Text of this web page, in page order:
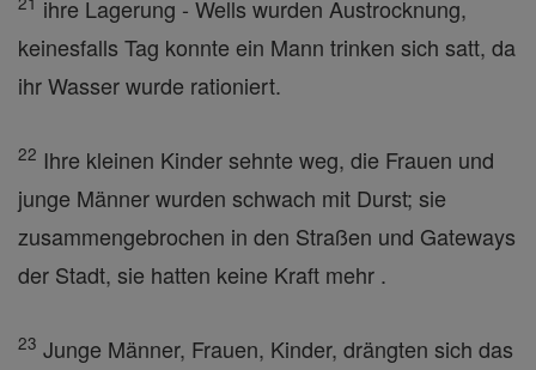
ihre Lagerung - Wells wurden Austrocknung,
keinesfalls Tag konnte ein Mann trinken sich satt, da
ihr Wasser wurde rationiert.
22 Ihre kleinen Kinder sehnte weg, die Frauen und
junge Männer wurden schwach mit Durst; sie
zusammengebrochen in den Straßen und Gateways
der Stadt, sie hatten keine Kraft mehr .
23 Junge Männer, Frauen, Kinder, drängten sich das